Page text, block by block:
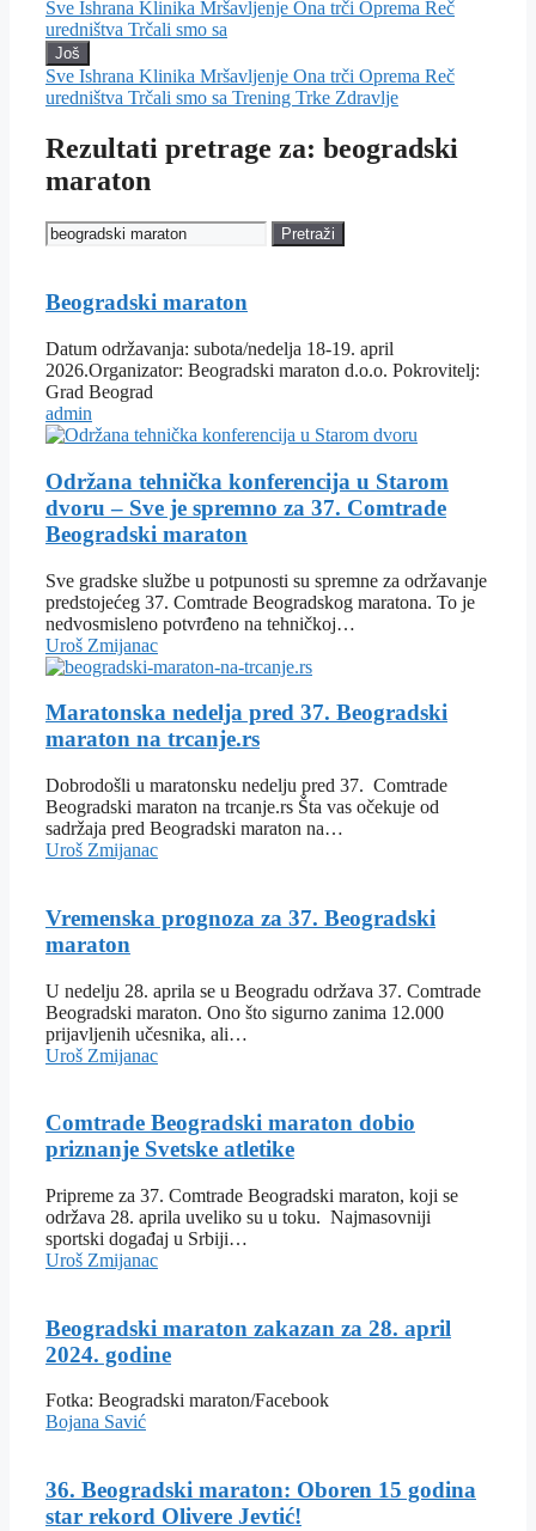
Sve Ishrana Klinika Mršavljenje Ona trči Oprema Reč
uredništva Trčali smo sa
Još
Sve Ishrana Klinika Mršavljenje Ona trči Oprema Reč
uredništva Trčali smo sa Trening Trke Zdravlje
Rezultati pretrage za: beogradski
maraton
Pretraži
Beogradski maraton
Datum održavanja: subota/nedelja 18-19. april
2026.Organizator: Beogradski maraton d.o.o. Pokrovitelj:
Grad Beograd
admin
Održana tehnička konferencija u Starom
dvoru – Sve je spremno za 37. Comtrade
Beogradski maraton
Sve gradske službe u potpunosti su spremne za održavanje
predstojećeg 37. Comtrade Beogradskog maratona. To je
nedvosmisleno potvrđeno na tehničkoj…
Uroš Zmijanac
Maratonska nedelja pred 37. Beogradski
maraton na trcanje.rs
Dobrodošli u maratonsku nedelju pred 37. Comtrade
Beogradski maraton na trcanje.rs Šta vas očekuje od
sadržaja pred Beogradski maraton na…
Uroš Zmijanac
Vremenska prognoza za 37. Beogradski
maraton
U nedelju 28. aprila se u Beogradu održava 37. Comtrade
Beogradski maraton. Ono što sigurno zanima 12.000
prijavljenih učesnika, ali…
Uroš Zmijanac
Comtrade Beogradski maraton dobio
priznanje Svetske atletike
Pripreme za 37. Comtrade Beogradski maraton, koji se
održava 28. aprila uveliko su u toku. Najmasovniji
sportski događaj u Srbiji…
Uroš Zmijanac
Beogradski maraton zakazan za 28. april
2024. godine
Fotka: Beogradski maraton/Facebook
Bojana Savić
36. Beogradski maraton: Oboren 15 godina
star rekord Olivere Jevtić!